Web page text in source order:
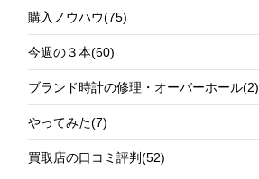
購入ノウハウ(75)
今週の３本(60)
ブランド時計の修理・オーバーホール(2)
やってみた(7)
買取店の口コミ評判(52)